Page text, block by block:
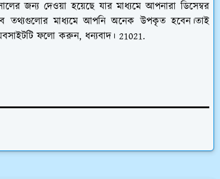
জন্য দেওয়া হয়েছে যার মাধ্যমে আপনারা ডিসেম্বর
তথ্যগুলোর মাধ্যমে আপনি অনেক উপকৃত হবেন।তাই
ফলো করুন, ধন্যবাদ। 21021.